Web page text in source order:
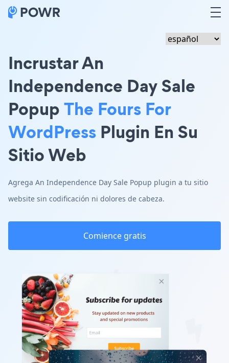
Incrustar An
Independence Day Sale
PopupThe Fours For
WordPress Plugin En Su
Sitio Web
Agrega An Independence Day Sale Popup plugin a tu sitio
website sin codificación ni dolores de cabeza.
Comience gratis